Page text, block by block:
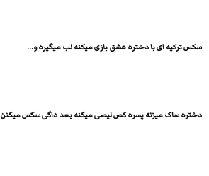
سکس ترکیه ای با دختره عشق بازی میکنه لب میگیره و...
دختره ساک میزنه پسره کص لیصی میکنه بعد داگی سکس میکنن